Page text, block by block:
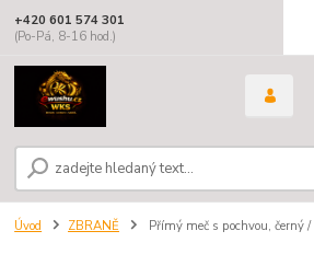
+420 601 574 301
(Po-Pá, 8-16 hod.)
Úvod ZBRANĚ Přímý meč s pochvou, černý